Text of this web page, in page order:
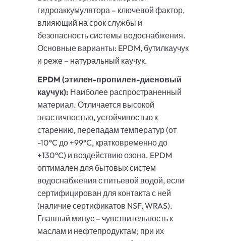
гидроаккумулятора – ключевой фактор,
влияющий на срок службы и
безопасность системы водоснабжения.
Основные варианты: EPDM, бутилкаучук
и реже – натуральный каучук.
EPDM (этилен-пропилен-диеновый
каучук): Наиболее распространенный
материал. Отличается высокой
эластичностью, устойчивостью к
старению, перепадам температур (от
-10°C до +99°C, кратковременно до
+130°C) и воздействию озона. EPDM
оптимален для бытовых систем
водоснабжения с питьевой водой, если
сертифицирован для контакта с ней
(наличие сертификатов NSF, WRAS).
Главный минус – чувствительность к
маслам и нефтепродуктам; при их